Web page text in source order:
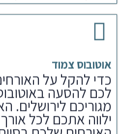
כדי להקל על
לכם להסעה
מגוריכם לירושלים.
ילווה אתכם לכל אורך
האורחים שלכם